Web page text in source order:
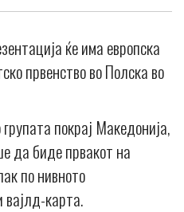
ќе има европска
првенство во Полска во
покрај Македонија,
да биде првакот на
по нивното
карта.